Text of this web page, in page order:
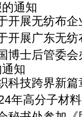
通知
开展无纺布
开展广东无
博士后管委
知
科技跨界新
年高分子材